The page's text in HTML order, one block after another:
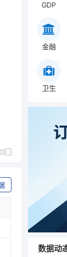
GDP
金融
卫生
数据动